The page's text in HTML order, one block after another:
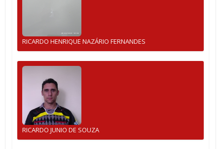
RICARDO HENRIQUE NAZÁRIO FERNANDES
RICARDO JUNIO DE SOUZA